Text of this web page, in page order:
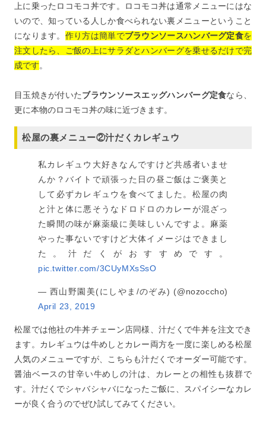
上に乗ったロコモコ丼です。ロコモコ丼は通常メニューにはな
いので、知っている人しか食べられない裏メニューということ
になります。 作り方は簡単でブラウンソースハンバーグ定食を
注文したら、ご飯の上にサラダとハンバーグを乗せるだけで完
成です。
目玉焼きが付いたブラウンソースエッグハンバーグ定食なら、
更に本物のロコモコ丼の味に近づきます。
松屋の裏メニュー②汁だくカレギュウ
私カレギュウ大好きなんですけど共感者いませ
んか？バイトで頑張った日の昼ご飯はご褒美と
して必ずカレギュウを食べてました。松屋の肉
と汁と体に悪そうなドロドロのカレーが混ざっ
た瞬間の味が麻薬級に美味しいんですよ。麻薬
やった事ないですけど大体イメージはできまし
た。汁だくがおすすめです。
pic.twitter.com/3CUyMXsSsO
— 西山野園美(にしやま/のぞみ) (@nozoccho)
April 23, 2019
松屋では他社の牛丼チェーン店同様、汁だくで牛丼を注文でき
ます。カレギュウは牛めしとカレー両方を一度に楽しめる松屋
人気のメニューですが、こちらも汁だくでオーダー可能です。
醤油ベースの甘辛い牛めしの汁は、カレーとの相性も抜群で
す。汁だくでシャバシャバになったご飯に、スパイシーなカレ
ーが良く合うのでぜひ試してみてください。